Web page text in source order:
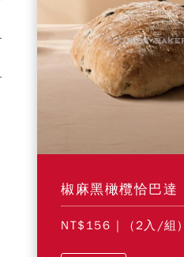
椒麻黑橄欖恰巴達
NT$156 | (2入/組)